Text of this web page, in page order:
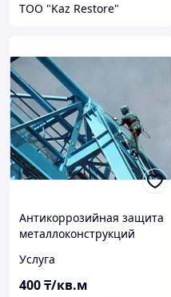
ТОО "Kaz Restore"
Антикоррозийная защита
металлоконструкций
Услуга
400₸/кв.м